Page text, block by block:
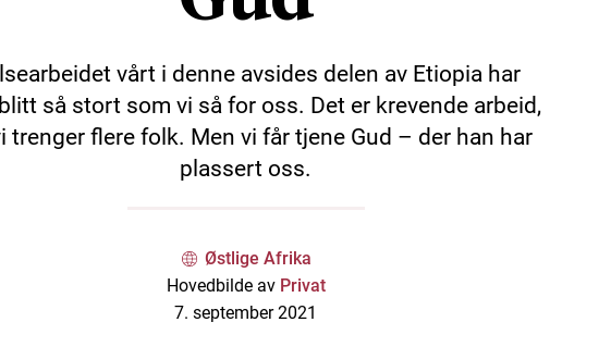
vårt i denne avsides delen av Etiopia har
så stort som vi så for oss. Det er krevende arbeid,
trenger flere folk. Men vi får tjene Gud – der han har
plassert oss.
Østlige Afrika
Hovedbilde av Privat
7. september 2021